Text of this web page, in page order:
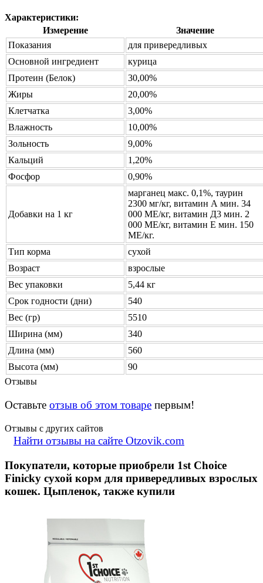
Характеристики:
Измерение
Значение
Показания
для привередливых
Основной ингредиент
курица
Протеин (Белок)
30,00%
Жиры
20,00%
Клетчатка
3,00%
Влажность
10,00%
Зольность
9,00%
Кальций
1,20%
Фосфор
0,90%
Добавки на 1 кг
марганец макс. 0,1%, таурин
2300 мг/кг, витамин А мин. 34
000 МЕ/кг, витамин Д3 мин. 2
000 МЕ/кг, витамин Е мин. 150
МЕ/кг.
Тип корма
сухой
Возраст
взрослые
Вес упаковки
5,44 кг
Срок годности (дни)
540
Вес (гр)
5510
Ширина (мм)
340
Длина (мм)
560
Высота (мм)
90
Отзывы
Оставьте отзыв об этом товаре первым!
Отзывы с других сайтов
Найти отзывы на сайте Otzovik.com
Покупатели, которые приобрели 1st Choice
Finicky сухой корм для привередливых взрослых
кошек. Цыпленок, также купили